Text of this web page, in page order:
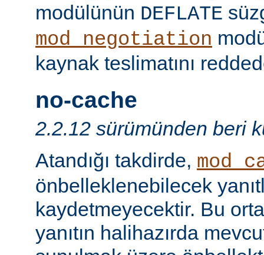
modülünün DEFLATE
mod_negotiation
kaynak teslimatını
no-cache
2.2.12 sürümünden beri
Atandığı takdirde,
önbelleklenebilecek
kaydetmeyecektir. Bu
yanıtın halihazırda